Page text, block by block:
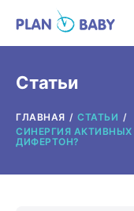
Статьи
ГЛАВНАЯ
СТАТЬИ
СИНЕРГИЯ
ДИФЕРТОН?